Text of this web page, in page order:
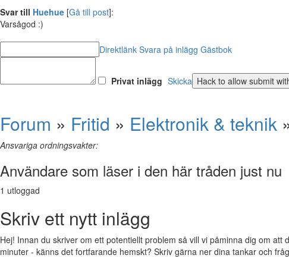
Svar till Huehue [Gå till post]:
Varsågod :)
Direktlänk Svara på inlägg Gästbok
Privat inlägg Skicka
Forum » Fritid » Elektronik & teknik
Ansvariga ordningsvakter:
Användare som läser i den här tråden just nu
1 utloggad
Skriv ett nytt inlägg
Hej! Innan du skriver om ett potentiellt problem så vill vi påminna dig om att
minuter - känns det fortfarande hemskt? Skriv gärna ner dina tankar och